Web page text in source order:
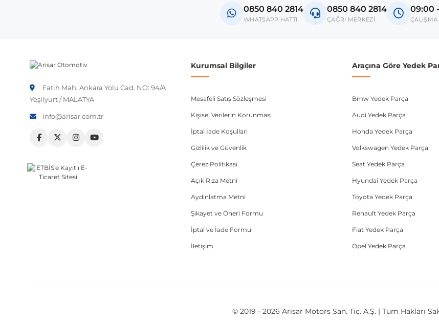
Araç üreticileri aynı model yılı içerisinde farklı donanım ve kasa tipleri kullanabilmektedir. Sipariş vermeden önce
0850 840 2814
WHATSAPP HATTI
0850 840 2814
ÇAĞRI MERKEZİ
09:00
ÇALIŞMA
Fatih Mah. Ankara Yolu Cad. NO: 94/A
Yeşilyurt / MALATYA
info@arisar.com.tr
Kurumsal Bilgiler
Mesafeli Satış Sözleşmesi
Kişisel Verilerin Korunması
İptal İade Koşullari
Gizlilik ve Güvenlik
Çerez Politikası
Açık Rıza Metni
Aydınlatma Metni
Şikayet ve Öneri Formu
İptal ve İade Formu
İletişim
Araçına Göre Yedek
Bmw Yedek Parça
Audi Yedek Parça
Honda Yedek Parça
Volkswagen Yedek Parça
Seat Yedek Parça
Hyundai Yedek Parça
Toyota Yedek Parça
Renault Yedek Parça
Fiat Yedek Parça
Opel Yedek Parça
© 2019 - 2026 Arisar Motors San. Tic. A.Ş. | Tüm Hakları